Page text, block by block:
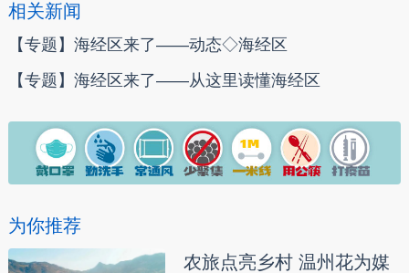
相关新闻
【专题】海经区来了——动态◇海经区
【专题】海经区来了——从这里读懂海经区
为你推荐
农旅点亮乡村 温州花为媒